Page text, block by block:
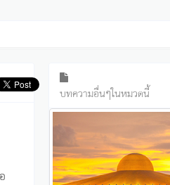
บทความอื่นๆในหมวดนี้